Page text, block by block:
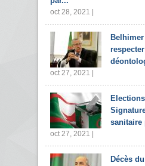
oct 28, 2021 |
oct 27, 2021 |
sanitaire
oct 27, 2021 |
Décès